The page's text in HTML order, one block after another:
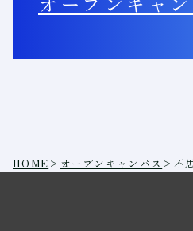
HOME > オープンキャンパス > 不